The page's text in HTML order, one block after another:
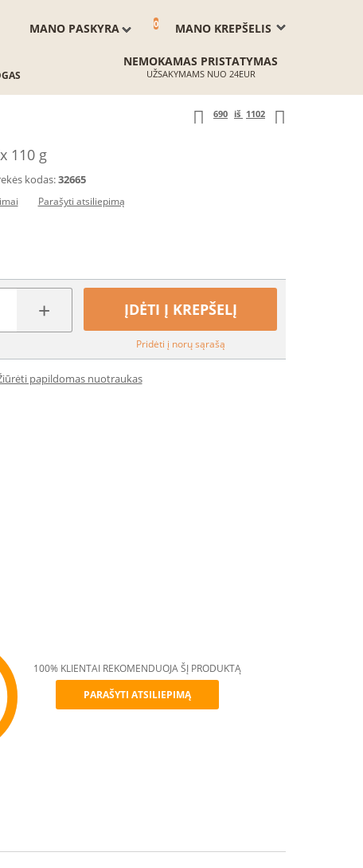
MANO KREPŠELIS
0
MANO PASKYRA
NEMOKAMAS PRISTATYMAS
UŽSAKYMAMS NUO 24EUR
690 iš 1102
110 g
kodas:32665
Parašyti atsiliepimą
+ ĮDĖTI Į KREPŠELĮ
Pridėti į norų sąrašą
papildomas nuotraukas
100% KLIENTAI REKOMENDUOJA ŠĮ PRODUKTĄ
PARAŠYTI ATSILIEPIMĄ